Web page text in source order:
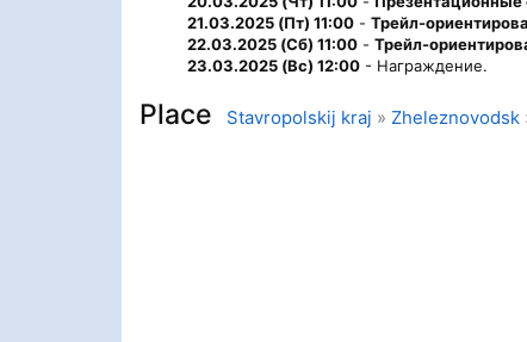
21.03.2025 (Пт) 11:00 - Трейл-
22.03.2025 (Сб) 11:00 - Трейл-
23.03.2025 (Вс) 12:00 - Награждение.
Place Stavropolskij kraj » Zheleznovodsk